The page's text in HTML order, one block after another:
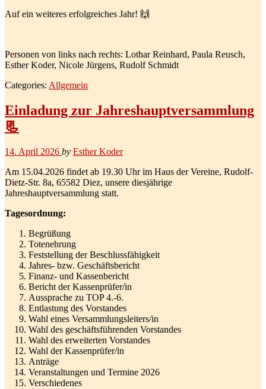
Auf ein weiteres erfolgreiches Jahr! 🙌
Personen von links nach rechts: Lothar Reinhard, Paula Reusch,
Esther Koder, Nicole Jürgens, Rudolf Schmidt
Categories: Allgemein
Einladung zur Jahreshauptversammlung
📃
14. April 2026 by Esther Koder
Am 15.04.2026 findet ab 19.30 Uhr im Haus der Vereine, Rudolf-
Dietz-Str. 8a, 65582 Diez, unsere diesjährige
Jahreshauptversammlung statt.
Tagesordnung:
Begrüßung
Totenehrung
Feststellung der Beschlussfähigkeit
Jahres- bzw. Geschäftsbericht
Finanz- und Kassenbericht
Bericht der Kassenprüfer/in
Aussprache zu TOP 4.-6.
Entlastung des Vorstandes
Wahl eines Versammlungsleiters/in
Wahl des geschäftsführenden Vorstandes
Wahl des erweiterten Vorstandes
Wahl der Kassenprüfer/in
Anträge
Veranstaltungen und Termine 2026
Verschiedenes